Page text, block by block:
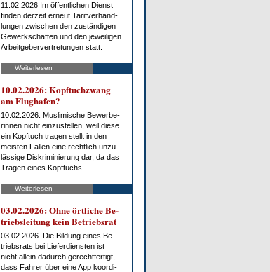
11.02.2026 Im öf­fent­li­chen Dienst
fin­den der­zeit er­neut Ta­rif­ver­hand­
lun­gen zwi­schen den zu­stän­di­gen
Ge­werk­schaf­ten und den je­wei­li­gen
Ar­beit­ge­ber­ver­tre­tun­gen statt.
Weiterlesen
10.02.2026: Kopf­tuch­zwang
am Flug­ha­fen?
10.02.2026. Mus­li­mi­sche Be­wer­be­
rin­nen nicht ein­zu­stel­len, weil die­se
ein Kopf­tuch tra­gen stellt in den
meis­ten Fäl­len ei­ne recht­lich un­zu­
läs­si­ge Dis­kri­mi­nie­rung dar, da das
Tra­gen ei­nes Kopf­tuchs ...
Weiterlesen
03.02.2026: Oh­ne ört­li­che Be­
triebs­lei­tung kein Be­triebs­rat
03.02.2026. Die Bil­dung ei­nes Be­
triebs­rats bei Lie­fer­diens­ten ist
nicht al­lein da­durch ge­recht­fer­tigt,
dass Fah­rer über ei­ne App ko­or­di­